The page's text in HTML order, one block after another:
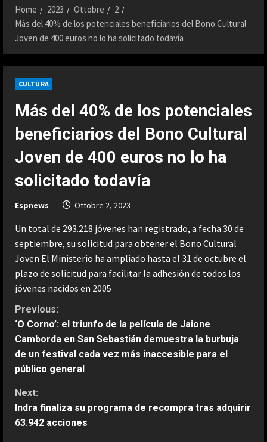
Home 2023 Ottobre
2
Más del 40% de los potenciales beneficiarios del Bono Cultural
Joven de 400 euros no lo ha solicitado todavía
CULTURA
Más del 40% de los potenciales
beneficiarios del Bono Cultural
Joven de 400 euros no lo ha
solicitado todavía
Espnews Ottobre 2, 2023
Un total de 293.218 jóvenes han registrado, a fecha 30 de
septiembre, su solicitud para obtener el Bono Cultural
Joven El Ministerio ha ampliado hasta el 31 de octubre el
plazo de solicitud para facilitar la adhesión de todos los
jóvenes nacidos en 2005
C
o
n
t
i
Previous:
‘O Corno’: el triunfo de la película de Jaione
Camborda en San Sebastián demuestra la burbuja
de un festival cada vez más inaccesible para el
público general
Next:
Indra finaliza su programa de recompra tras adquirir
63.942 acciones